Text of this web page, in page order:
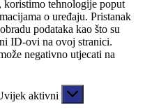
tehnologije poput
o uređaju. Pristanak
podataka kao što su
ID-ovi na ovoj stranici.
negativno utjecati na
aktivni